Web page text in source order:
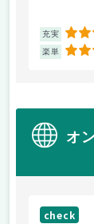
充実 4
楽単 4.5
オ
check